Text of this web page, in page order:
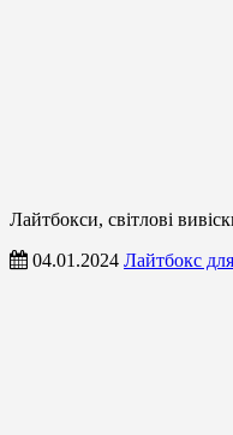
Лайтбокси, світлові
04.01.2024 Лайтбокс